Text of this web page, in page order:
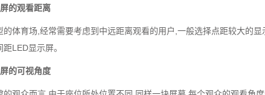
的观看距离
的体育场,经常需要考虑到中远距离观看的用户,一般选择点距较大的
LED显示屏。
的可视角度